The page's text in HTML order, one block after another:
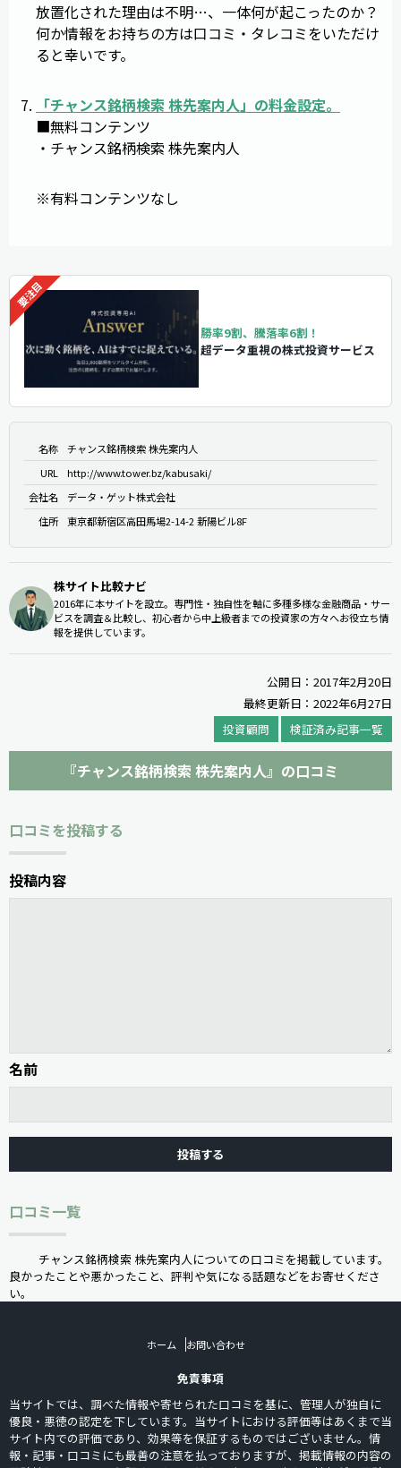
放置化された理由は不明…、一体何が起こったのか？
何か情報をお持ちの方は口コミ・タレコミをいただけ
ると幸いです。
「チャンス銘柄検索 株先案内人 」の料金設定。
■無料コンテンツ
・チャンス銘柄検索 株先案内人
※有料コンテンツなし
勝率9割、騰落率6割！
超データ重視の株式投資サービス
名称
チャンス銘柄検索 株先案内人
URL
http://www.tower.bz/kabusaki/
会社名
データ・ゲット株式会社
住所
東京都新宿区高田馬場2-14-2 新陽ビル8F
株サイト比較ナビ
2016年に本サイトを設立。専門性・独自性を軸に多種多様な金融商品・サー
ビスを調査＆比較し、初心者から中上級者までの投資家の方々へお役立ち情
報を提供しています。
公開日：2017年2月20日
最終更新日：2022年6月27日
投資顧問
検証済み記事一覧
『チャンス銘柄検索 株先案内人』の口コミ
口コミを投稿する
投稿内容
名前
口コミ一覧
チャンス銘柄検索 株先案内人についての口コミを掲載しています。
良かったことや悪かったこと、評判や気になる話題などをお寄せくださ
い。
ホーム お問い合わせ
免責事項
当サイトでは、調べた情報や寄せられた口コミを基に、管理人が独自に
優良・悪徳の認定を下しています。当サイトにおける評価等はあくまで当
サイト内での評価であり、効果等を保証するものではございません。情
報・記事・口コミにも最善の注意を払っておりますが、掲載情報の内容の